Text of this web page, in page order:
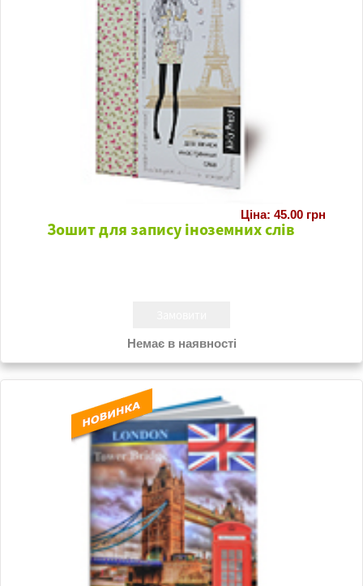
Зошит для запису іноземних слів
Ціна: 45.00 грн
Немає в наявності